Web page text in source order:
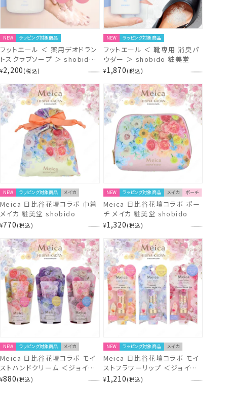
NEW ラッピング対象商品
フットエール ＜ 薬用デオドラン
トスクラブソープ ＞ shobido
粧美堂
¥2,200 税込
NEW ラッピング対象商品
フットエール ＜ 靴専用 消臭パ
ウダー ＞ shobido 粧美堂
¥1,870 税込
NEW ラッピング対象商品 メイカ
Meica 日比谷花壇コラボ 巾着
メイカ 粧美堂 shobido
¥770 税込
NEW ラッピング対象商品 メイカ ポーチ
Meica 日比谷花壇コラボ ポー
チ メイカ 粧美堂 shobido
¥1,320 税込
NEW ラッピング対象商品 メイカ
Meica 日比谷花壇コラボ モイ
ストハンドクリーム ＜ジョイフ
ルブーケ/トランクウィルブーケ/
¥880 税込
NEW ラッピング対象商品 メイカ
Meica 日比谷花壇コラボ モイ
ストフラワーリップ ＜ジョイフ
ルブーケ/セレニティブーケ/エ
¥1,210 税込